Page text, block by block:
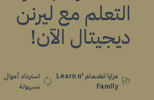
التعلم مع ليرنن
ديجيتال الآن!
مزايا انضمام Learn n'
Family
استرداد أموال
بسهولة